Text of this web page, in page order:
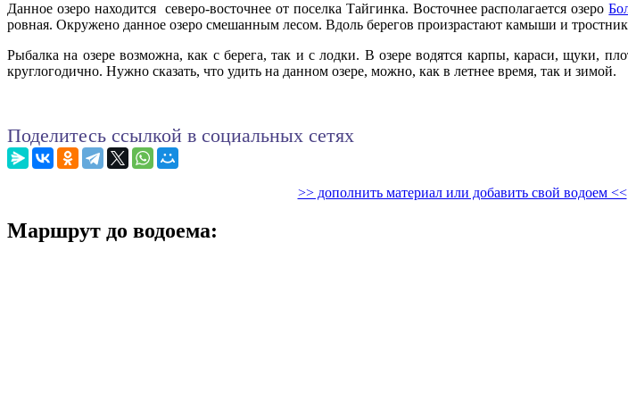
Данное озеро находится северо-восточнее от поселка Тайгинка. Восточнее располагается озеро
ровная. Окружено данное озеро смешанным лесом. Вдоль берегов произрастают камыши и
Рыбалка на озере возможна, как с берега, так и с лодки. В озере водятся карпы, караси, щуки,
круглогодично. Нужно сказать, что удить на данном озере, можно, как в летнее время, так и зимой.
Поделитесь ссылкой в социальных сетях
>> дополнить материал или добавить свой водоем <<
Маршрут до водоема: